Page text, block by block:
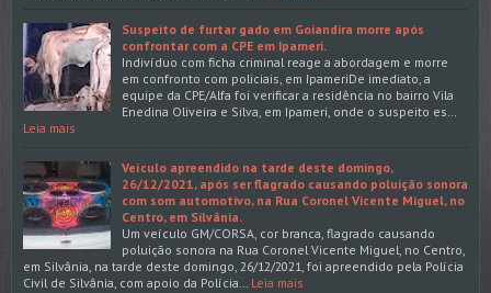
Suspeito de furtar gado em Goiandira morre após
confrontar com a CPE em Ipameri.
Indivíduo com ficha criminal reage a abordagem e morre
em confronto com policiais, em IpameriDe imediato, a
equipe da CPE/Alfa foi verificar a residência no bairro Vila
Enedina Oliveira e Silva, em Ipameri, onde o suspeito es…
Leia mais
Veículo apreendido na tarde deste domingo,
26/12/2021, após ser flagrado causando poluição sonora
com som automotivo, na Rua Coronel Vicente Miguel, no
Centro, em Silvânia.
Um veículo GM/CORSA, cor branca, flagrado causando
poluição sonora na Rua Coronel Vicente Miguel, no Centro,
em Silvânia, na tarde deste domingo, 26/12/2021, foi apreendido pela Polícia
Civil de Silvânia, com apoio da Polícia… Leia mais